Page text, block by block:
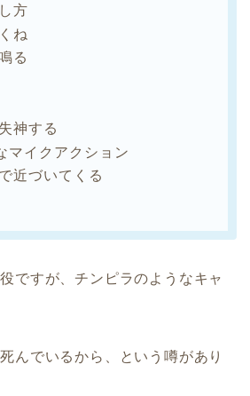
方
ね
る
神する
マイクアクション
近づいてくる
ですが、チンピラのようなキャ
んでいるから、という噂があり